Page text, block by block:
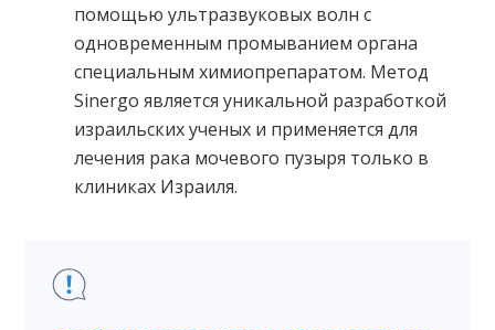
помощью ультразвуковых волн с
одновременным промыванием органа
специальным химиопрепаратом. Метод
Sinergo является уникальной разработкой
израильских ученых и применяется для
лечения рака мочевого пузыря только в
клиниках Израиля.